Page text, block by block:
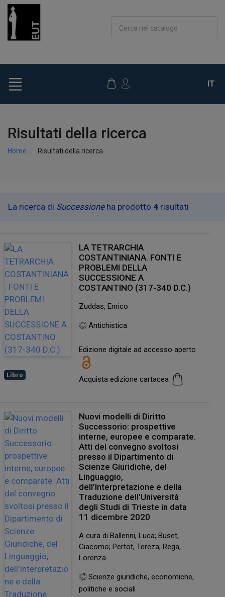
Cerca nel catalogo
IT
Risultati della ricerca
Home Risultati della ricerca
La ricerca di Successioneha prodotto 4 risultati
Libro
LA TETRARCHIA
COSTANTINIANA. FONTI E
PROBLEMI DELLA
SUCCESSIONE A
COSTANTINO (317-340 D.C.)
Zuddas, Enrico
Antichistica
Edizione digitale ad accesso aperto
Acquista edizione cartacea
Nuovi modelli di Diritto
Successorio: prospettive
interne, europee e comparate.
Atti del convegno svoltosi
presso il Dipartimento di
Scienze Giuridiche, del
Linguaggio,
dell’Interpretazione e della
Traduzione dell’Università
degli Studi di Trieste in data
11 dicembre 2020
A cura di Ballerini, Luca; Buset,
Giacomo; Pertot, Tereza; Rega,
Lorenza
Scienze giuridiche, economiche,
politiche e sociali